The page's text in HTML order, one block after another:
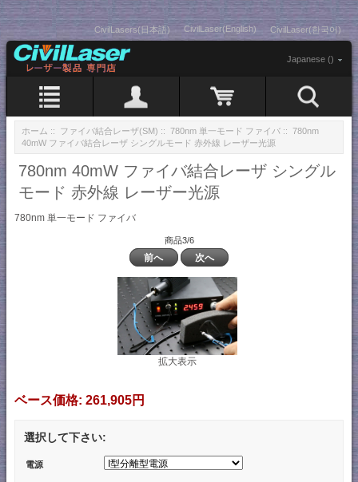
CivilLasers(日本語) CivilLaser(English) CivilLaser(한국어)
Japanese ()
ホーム :: ファイバ結合レーザ(SM) :: 780nm 単一モード ファイバ :: 780nm
40mW ファイバ結合レーザ シングルモード 赤外線 レーザー光源
780nm 40mW ファイバ結合レーザ シングル
モード 赤外線 レーザー光源
780nm 単一モード ファイバ
商品3/6
前へ 次へ
拡大表示
ベース価格: 261,905円
選択して下さい:
電源